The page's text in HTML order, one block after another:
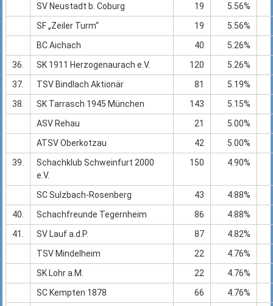
SV Neustadt b. Coburg
19
5.56%
SF „Zeiler Turm“
19
5.56%
BC Aichach
40
5.26%
36.
SK 1911 Herzogenaurach e.V. 120
5.26%
37.
TSV Bindlach Aktionär 81
5.19%
38.
SK Tarrasch 1945 München 143
5.15%
ASV Rehau
21
5.00%
ATSV Oberkotzau
42
5.00%
39.
Schachklub Schweinfurt 2000
e.V.
150 4.90%
SC Sulzbach-Rosenberg 43
4.88%
40.
Schachfreunde Tegernheim 86
4.88%
41.
SV Lauf a.d.P. 87
4.82%
TSV Mindelheim
22
4.76%
SK Lohr a.M.
22
4.76%
SC Kempten 1878
66
4.76%